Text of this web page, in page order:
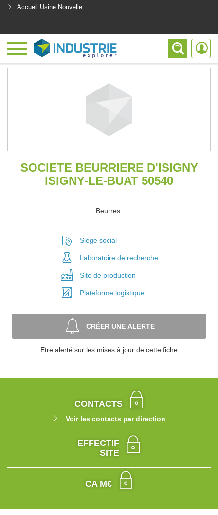
Accueil Usine Nouvelle
SOCIETE BEURRIERE D'ISIGNY
ISIGNY-LE-BUAT 50540
Beurres.
Siège social
Laboratoire de recherche
Site de production
Plateforme logistique
CRÉER UNE ALERTE
Etre alerté sur les mises à jour de cette fiche
CONTACTS
Voir les contacts par direction
EFFECTIF
SITE
CA M€